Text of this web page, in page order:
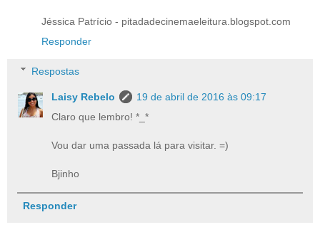
Jéssica Patrício - pitadadecinemaeleitura.blogspot.com
Responder
Respostas
Laisy Rebelo
19 de abril de 2016 às 09:17
Claro que lembro! *_*
Vou dar uma passada lá para visitar. =)
Bjinho
Responder